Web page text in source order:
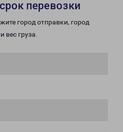
перевозки
город отправки, город
вес груза.